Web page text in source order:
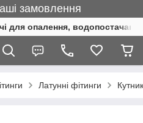
замовлення
для опалення, водопостачання
Латунні фітинги